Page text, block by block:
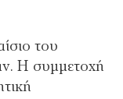
του
Η συμμετοχή